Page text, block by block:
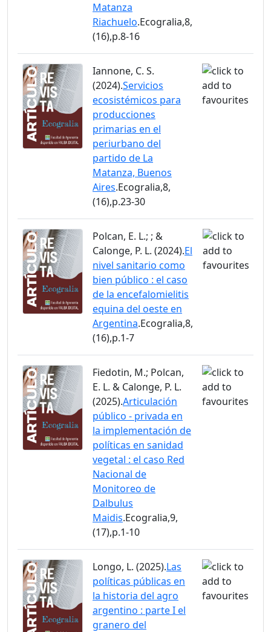
Matanza
Riachuelo.Ecogralia,8,
(16),p.8-16
Iannone, C. S.
(2024).Servicios
ecosistémicos para
producciones
primarias en el
periurbano del
partido de La
Matanza, Buenos
Aires.Ecogralia,8,
(16),p.23-30
Polcan, E. L.; ; &
Calonge, P. L. (2024).El
nivel sanitario como
bien público : el caso
de la encefalomielitis
equina del oeste en
Argentina.Ecogralia,8,
(16),p.1-7
Fiedotin, M.; Polcan,
E. L. & Calonge, P. L.
(2025).Articulación
público - privada en
la implementación de
políticas en sanidad
vegetal : el caso Red
Nacional de
Monitoreo de
Dalbulus
Maidis.Ecogralia,9,
(17),p.1-10
Longo, L. (2025).Las
políticas públicas en
la historia del agro
argentino : parte I el
granero del